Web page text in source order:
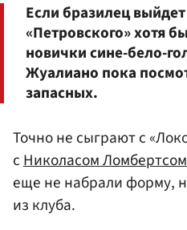
Если бразилец
«Петровского» хотя
новички сине-бело-
Жуалиано пока
запасных.
Точно не сыграют с
сНиколасом Ломбертсом
еще не набрали форму,
из клуба.